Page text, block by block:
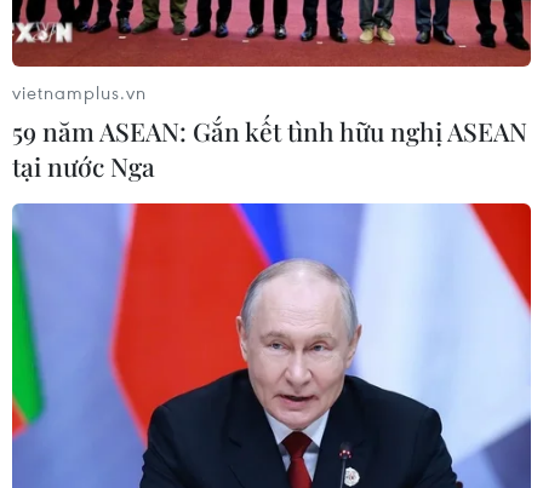
#COVID-19
#Singapore
#Dịch viêm đường hô hấp cấp
#logistics
#Mắc bệnh
vietnamplus.vn
59 năm ASEAN: Gắn kết tình hữu nghị ASEAN
tại nước Nga